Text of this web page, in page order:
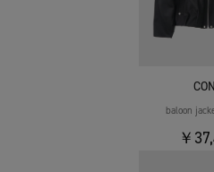
baloon
￥